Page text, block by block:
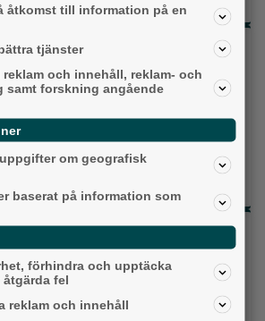
tre denna veckan
tunnel är på plats under
i Alingsås 3–10 augusti
blev succé – nu växlar
artiklarna
åtkomst till information på en
tjänster
och innehåll, reklam- och
samt forskning angående
om geografisk
baserat på information som
förhindra och upptäcka
åtgärda fel
reklam och innehåll